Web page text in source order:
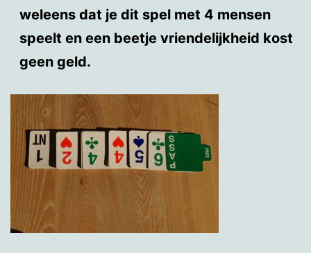
weleens dat je dit spel met 4 mensen
speelt en een beetje vriendelijkheid kost
geen geld.